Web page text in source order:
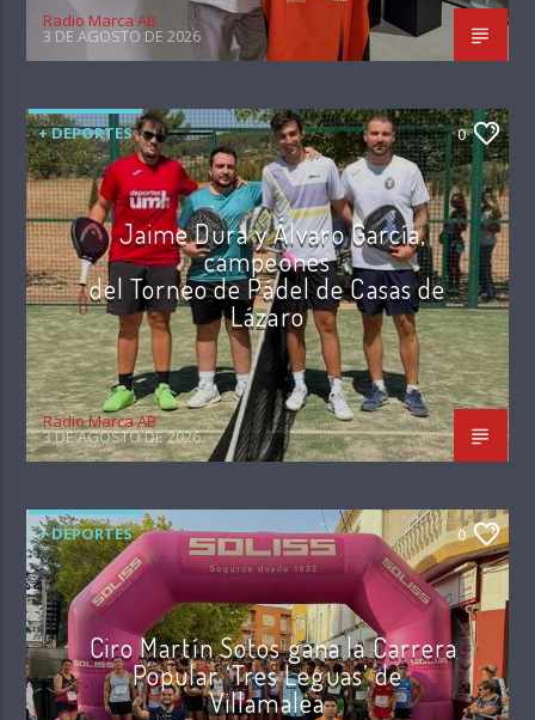
Radio Marca AB
3 DE AGOSTO DE 2026
+ DEPORTES 0
Jaime Dura y Álvaro García,
campeones
del Torneo de Pádel de Casas de
Lázaro
Radio Marca AB
3 DE AGOSTO DE 2026
+ DEPORTES 0
Ciro Martín Sotos gana la Carrera
Popular ‘Tres Leguas’ de
Villamalea